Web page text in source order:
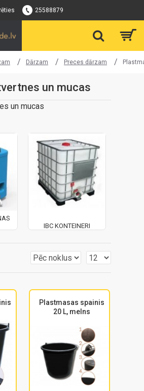
25588879
Dārzam Preces dārzam
un mucas
un mucas
IBC KONTEINERI
Plastmasas spainis
20 L, melns